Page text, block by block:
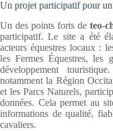
Un projet participatif pour
Un des points forts deteo-
participatif. Le site a été
acteurs équestres locaux :
les Fermes Équestres, les
développement
notamment la Région
et les Parcs Naturels,
données. Cela permet au
informations de qualité,
cavaliers.